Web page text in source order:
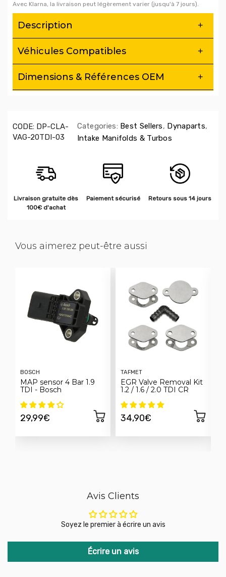
Avec Klarna, la livraison peut légèrement varier (jusqu'à 7 jours).
Description
Véhicules Compatibles
Dimensions & Références OEM
CODE: DP-CLA-
VAG-20TDI-03
Categories: Best Sellers, Dynaparts,
Intake Manifolds & Turbos
Livraison gratuite dès
100€ d'achat
Paiement sécurisé Retours sous 14 jours
Vous aimerez peut-être aussi
BOSCH
MAP sensor 4 Bar 1.9
TDI - Bosch
29,99€
TAFMET
EGR Valve Removal Kit
1.2 / 1.6 / 2.0 TDI CR
34,90€
Avis Clients
Soyez le premier à écrire un avis
Écrire un avis